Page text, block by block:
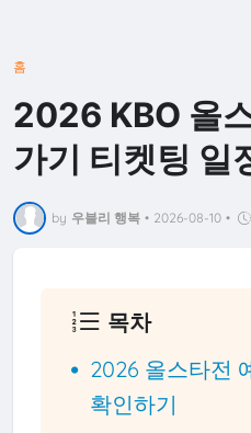
홈
2026 KBO 올
가기 티켓팅 일
by 우블리 행복 • 2026-08-10 •
목차
2026 올스타전
확인하기